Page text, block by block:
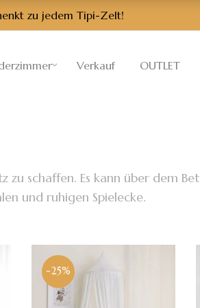
zu jedem Tipi-Zelt!
Verkauf OUTLET
schaffen. Es kann über dem
und ruhigen Spielecke.
-25%